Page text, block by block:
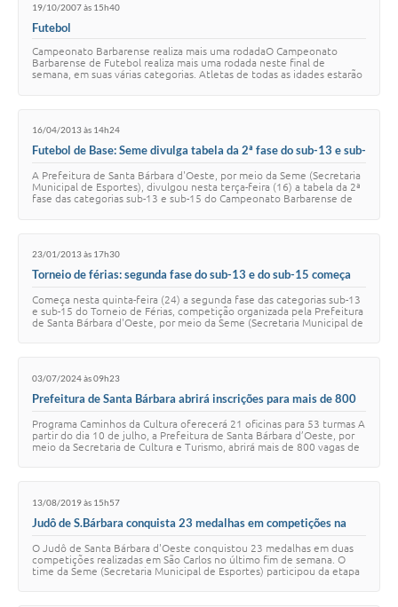
19/10/2007 às 15h40
Futebol
Campeonato Barbarense realiza mais uma rodadaO Campeonato
Barbarense de Futebol realiza mais uma rodada neste final de
semana, em suas várias categorias. Atletas de todas as idades estarão
16/04/2013 às 14h24
Futebol de Base: Seme divulga tabela da 2ª fase do sub-13 e sub-
A Prefeitura de Santa Bárbara d'Oeste, por meio da Seme (Secretaria
Municipal de Esportes), divulgou nesta terça-feira (16) a tabela da 2ª
fase das categorias sub-13 e sub-15 do Campeonato Barbarense de
23/01/2013 às 17h30
Torneio de férias: segunda fase do sub-13 e do sub-15 começa
Começa nesta quinta-feira (24) a segunda fase das categorias sub-13
e sub-15 do Torneio de Férias, competição organizada pela Prefeitura
de Santa Bárbara d'Oeste, por meio da Seme (Secretaria Municipal de
03/07/2024 às 09h23
Prefeitura de Santa Bárbara abrirá inscrições para mais de 800
Programa Caminhos da Cultura oferecerá 21 oficinas para 53 turmas A
partir do dia 10 de julho, a Prefeitura de Santa Bárbara d’Oeste, por
meio da Secretaria de Cultura e Turismo, abrirá mais de 800 vagas de
13/08/2019 às 15h57
Judô de S.Bárbara conquista 23 medalhas em competições na
O Judô de Santa Bárbara d'Oeste conquistou 23 medalhas em duas
competições realizadas em São Carlos no último fim de semana. O
time da Seme (Secretaria Municipal de Esportes) participou da etapa